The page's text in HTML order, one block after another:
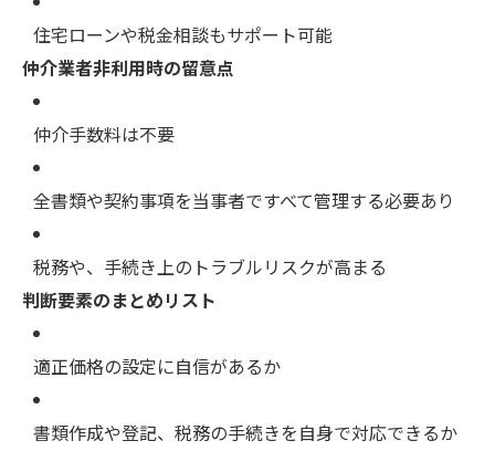
住宅ローンや税金相談もサポート可能
仲介業者非利用時の留意点
仲介手数料は不要
全書類や契約事項を当事者ですべて管理する必要あり
税務や、手続き上のトラブルリスクが高まる
判断要素のまとめリスト
適正価格の設定に自信があるか
書類作成や登記、税務の手続きを自身で対応できるか